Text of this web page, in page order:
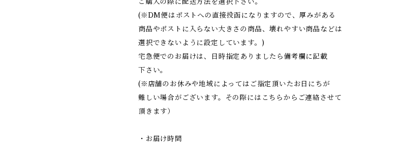
(※DM便はポストへの直接投函になりますので、厚みがある
商品やポストに入らない大きさの商品、壊れやすい商品などは
選択できないように設定しています。)
宅急便でのお届けは、日時指定ありましたら備考欄に記載
下さい。
(※店舗のお休みや地域によってはご指定頂いたお日にちが
難しい場合がございます。その際にはこちらからご連絡させて
頂きます）
・お届け時間